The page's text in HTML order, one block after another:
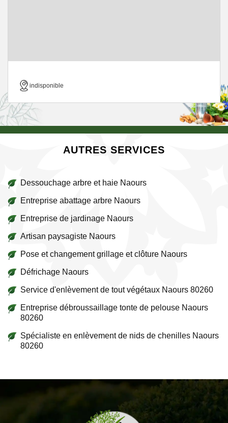
indisponible
AUTRES SERVICES
Dessouchage arbre et haie Naours
Entreprise abattage arbre Naours
Entreprise de jardinage Naours
Artisan paysagiste Naours
Pose et changement grillage et clôture Naours
Défrichage Naours
Service d'enlèvement de tout végétaux Naours 80260
Entreprise débroussaillage tonte de pelouse Naours
80260
Spécialiste en enlèvement de nids de chenilles Naours
80260